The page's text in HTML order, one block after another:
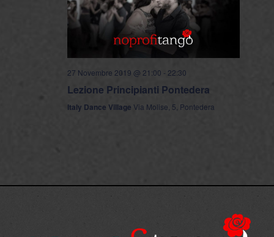
27 Novembre 2019 @ 21:00 - 22:30
Lezione Principianti Pontedera
Italy Dance Village Via Molise, 5, Pontedera